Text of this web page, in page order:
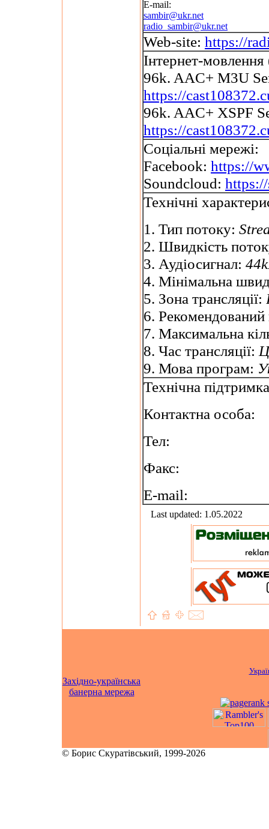
E-mail:
sambir@ukr.net
radio_sambir@ukr.net
Web-site: https://
Інтернет-
96k. AAC+ M3U
https://
96k. AAC+ XSPF
https://
Соціальні мережі:
Facebook: https://
Soundcloud:
Технічні
1. Тип потоку:
2. Швидкість
3. Аудіосигнал:
4. Мінімальна
5. Зона трансляції:
6.
7. Максимальна
8. Час трансляції:
9. Мова програм:
Технічна підтримка
Контактна особа:
Тел:
Факс:
E-mail:
Last updated: 1.05.2022
Західно-українська
банерна мережа
© Борис Скуратівський, 1999-2026